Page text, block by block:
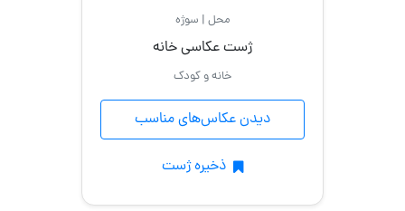
محل | سوژه
ژست عکاسی خانه
خانه و کودک
دیدن عکاس‌های مناسب
ذخیره ژست